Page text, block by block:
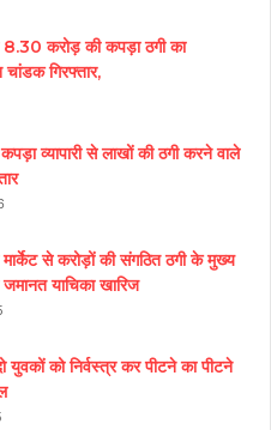
8.30 करोड़ की कपड़ा ठगी का
चांडक गिरफ्तार,
व्यापारी से लाखों की ठगी करने वाले
से करोड़ों की संगठित ठगी के मुख्य
याचिका खारिज
युवकों को निर्वस्त्र कर पीटने का पीटने